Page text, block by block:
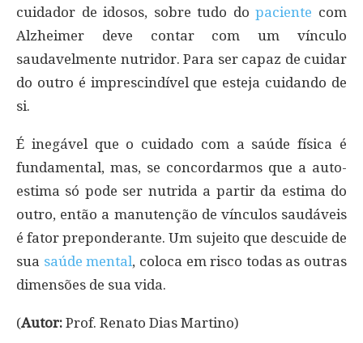
cuidador de idosos, sobre tudo dopaciente com
Alzheimer deve contar com um vínculo
saudavelmente nutridor. Para ser capaz de cuidar
do outro é imprescindível que esteja cuidando de
si.
É inegável que o cuidado com a saúde física é
fundamental, mas, se concordarmos que a auto-
estima só pode ser nutrida a partir da estima do
outro, então a manutenção de vínculos saudáveis
é fator preponderante. Um sujeito que descuide de
sua saúde mental, coloca em risco todas as outras
dimensões de sua vida.
(Autor: Prof. Renato Dias Martino)